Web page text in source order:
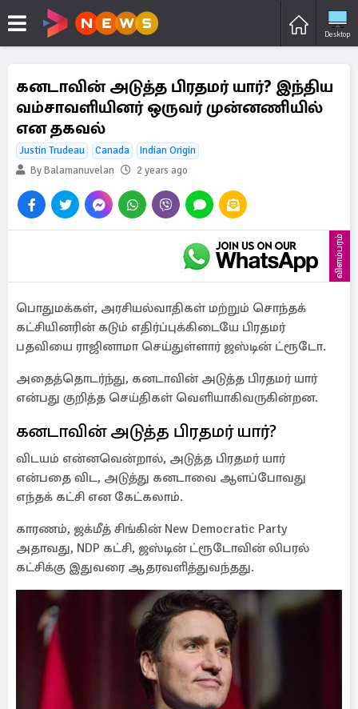
Desktop
கனடாவின் அடுத்த பிரதமர் யார்? இந்திய
வம்சாவளியினர் ஒருவர் முன்னணியில்
என தகவல்
Justin Trudeau Canada
Indian Origin
By Balamanuvelan
2 years ago
விளம்பரம்
பொதுமக்கள், அரசியல்வாதிகள் மற்றும் சொந்தக்
கட்சியினரின் கடும் எதிர்ப்புக்கிடையே பிரதமர்
பதவியை ராஜினாமா செய்துள்ளார் ஜஸ்டின் ட்ரூடோ.
அதைத்தொடர்ந்து, கனடாவின் அடுத்த பிரதமர் யார்
என்பது குறித்த செய்திகள் வெளியாகிவருகின்றன.
கனடாவின் அடுத்த பிரதமர் யார்?
விடயம் என்னவென்றால், அடுத்த பிரதமர் யார்
என்பதை விட, அடுத்து கனடாவை ஆளப்போவது
எந்தக் கட்சி என கேட்கலாம்.
காரணம், ஜக்மீத் சிங்கின் New Democratic Party
அதாவது, NDP கட்சி, ஜஸ்டின் ட்ரூடோவின் லிபரல்
கட்சிக்கு இதுவரை ஆதரவளித்துவந்தது.